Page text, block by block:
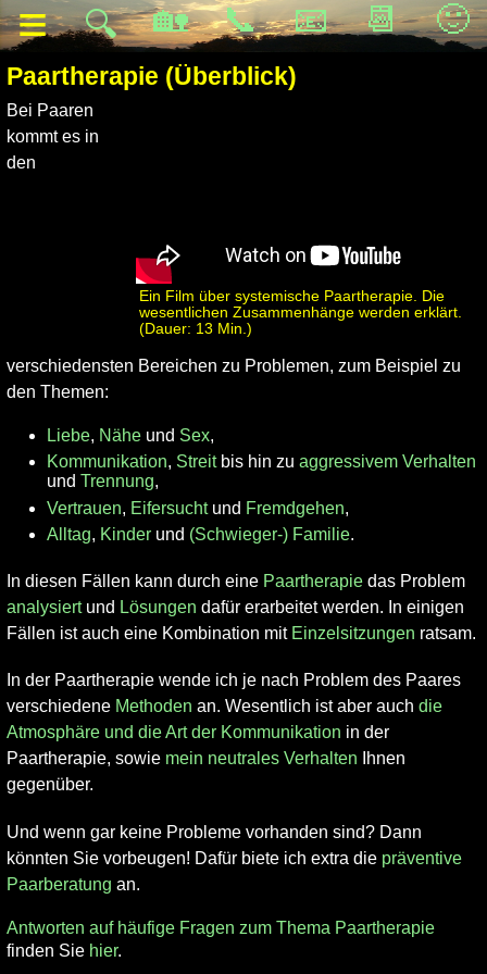
≡ 🔍 🏡 📞 📧 📆 🙂
Paartherapie (Überblick)
Ein Film über systemische Paartherapie. Die
wesentlichen Zusammenhänge werden erklärt.
(Dauer: 13 Min.)
Bei Paaren
kommt es in
den
verschiedensten Bereichen zu Problemen, zum Beispiel zu
den Themen:
Liebe, Nähe und Sex,
Kommunikation, Streitbis hin zuaggressivem Verhalten
undTrennung,
Vertrauen, Eifersuchtund Fremdgehen,
Alltag, Kinder und (Schwieger-) Familie.
In diesen Fällen kann durch eine Paartherapie das Problem
analysiertund Lösungen dafür erarbeitet werden. In einigen
Fällen ist auch eine Kombination mit Einzelsitzungen ratsam.
In der Paartherapie wende ich je nach Problem des Paares
verschiedene Methoden an. Wesentlich ist aber auchdie
Atmosphäre und die Art der Kommunikation in der
Paartherapie, sowie mein neutrales Verhalten Ihnen
gegenüber.
Und wenn gar keine Probleme vorhanden sind? Dann
könnten Sie vorbeugen! Dafür biete ich extra die präventive
Paarberatung an.
Antworten auf häufige Fragen zum Thema Paartherapie
finden Sie hier.